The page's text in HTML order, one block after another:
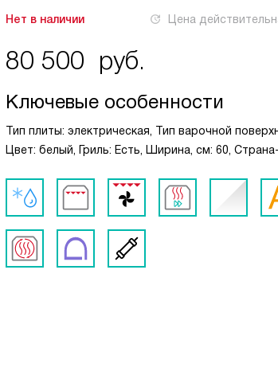
Нет в наличии Цена
80 500 руб.
Ключевые особенности
Тип плиты: электрическая, Тип варочной
Цвет: белый, Гриль: Есть, Ширина, см: 60,